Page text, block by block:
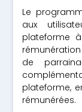
Le
aux
plateforme
de
plateforme,
rémunérées.